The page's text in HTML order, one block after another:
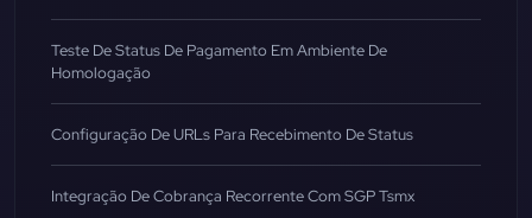
Teste De Status De Pagamento Em Ambiente De
Homologação
Configuração De URLs Para Recebimento De Status
Integração De Cobrança Recorrente Com SGP Tsmx